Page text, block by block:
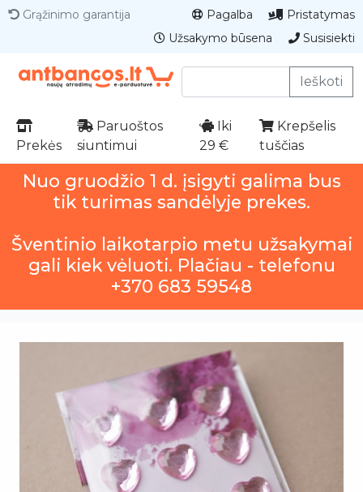
Grąžinimo garantija Pagalba
Pristatymas
Užsakymo būsena
Susisiekti
Ieškoti
Prekės
Paruoštos
siuntimui
Iki
29 €
Krepšelis
tuščias
Nuo gruodžio 1 d. įsigyti galima bus
tik turimas sandėlyje prekes.
Šventinio laikotarpio metu užsakymai
gali kiek vėluoti. Plačiau - telefonu
+370 683 59548